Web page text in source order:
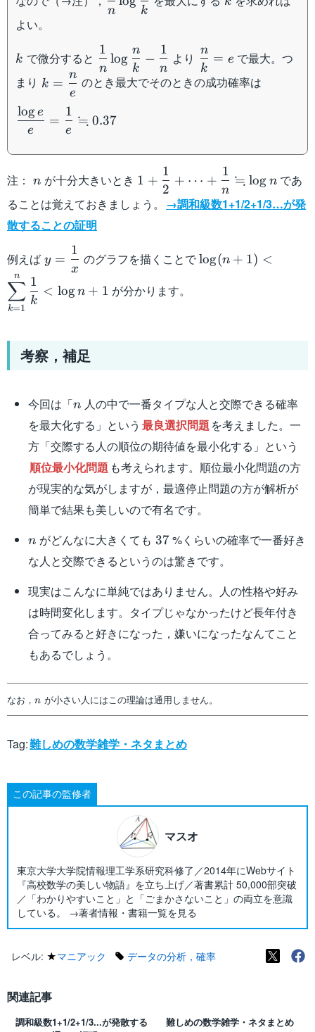
+\dfrac{1}{n-
1}\fallingdotseq
{k}
{n}\log
n k
よい。
k
k で微分すると \dfrac{1}
{n}\log\dfrac{n}
{k}-\dfrac{1}{n}
n
1
log
k
n
−
n
1
より \dfrac{n}
{k}=e
k
n
= e で最大。つ
まり k=\dfrac{n}
k =
e
n
のとき最大でそのときの成功確率は
\dfrac{\log e}
{e}=\dfrac{1}
e
loge
=
e
1
≒ 0.37
注： nが十分大きいとき 1+\dfrac{1}
{2}+\cdots
+\dfrac{1}
1 +
2
1
+ ⋯ +
n
1
≒ log nであ
ることは覚えておきましょう。
→調和級数1+1/2+1/3…が発
散することの証明
例えば
y=\dfrac{1}
{x}
y =
x
1
のグラフを描くことで\log (n+1)<
log(n + 1) <
k=1
∑
n
k
1
< logn + 1 が分かります。
考察，補足
今回は「n
n 人の中で一番タイプな人と交際できる確率
を最大化する」という 最良選択問題 を考えました。一
方「交際する人の順位の期待値を最小化する」という
順位最小化問題 も考えられます。順位最小化問題の方
が現実的な気がしますが，最適停止問題の方が解析が
簡単で結果も美しいので有名です。
n
n がどんなに大きくても 37
37%くらいの確率で一番好き
な人と交際できるというのは驚きです。
現実はこんなに単純ではありません。人の性格や好み
は時間変化します。タイプじゃなかったけど長年付き
合ってみると好きになった，嫌いになったなんてこと
もあるでしょう。
なお， n
n が小さい人にはこの理論は通用しません。
Tag:難しめの数学雑学・ネタまとめ
この記事の監修者
マスオ
東京大学大学院情報理工学系研究科修了／2014年にWebサイト
『高校数学の美しい物語』を立ち上げ／著書累計 50,000部突破
／「わかりやすいこと」と「ごまかさないこと」の両立を意識
している。 →著者情報・書籍一覧を見る
レベル: ★マニアック データの分析，確率
関連記事
調和級数1+1/2+1/3...が発散する
難しめの数学雑学・ネタまとめ